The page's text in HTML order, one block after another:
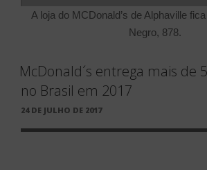
A loja do MCDonald’s de Alphaville
Negro, 878.
McDonald´s entrega mais de
no Brasil em 2017
PUBLICADO
24 DE JULHO DE 2017